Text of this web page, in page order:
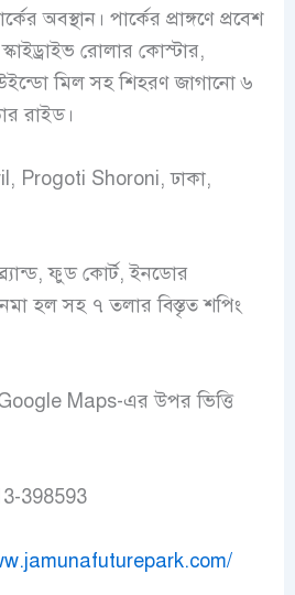
অবস্থান। পার্কের প্রাঙ্গণে প্রবেশ
রোলার কোস্টার,
মিল সহ শিহরণ জাগানো ৬
রাইড।
Progoti Shoroni, ঢাকা,
ফুড কোর্ট, ইনডোর
হল সহ ৭ তলার বিস্তৃত শপিং
Maps-এর উপর ভিত্তি
398593